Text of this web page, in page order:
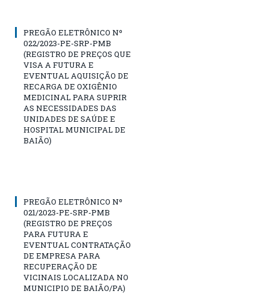
PREGÃO ELETRÔNICO Nº
022/2023-PE-SRP-PMB
(REGISTRO DE PREÇOS QUE
VISA A FUTURA E
EVENTUAL AQUISIÇÃO DE
RECARGA DE OXIGÊNIO
MEDICINAL PARA SUPRIR
AS NECESSIDADES DAS
UNIDADES DE SAÚDE E
HOSPITAL MUNICIPAL DE
BAIÃO)
PREGÃO ELETRÔNICO Nº
021/2023-PE-SRP-PMB
(REGISTRO DE PREÇOS
PARA FUTURA E
EVENTUAL CONTRATAÇÃO
DE EMPRESA PARA
RECUPERAÇÃO DE
VICINAIS LOCALIZADA NO
MUNICIPIO DE BAIÃO/PA)